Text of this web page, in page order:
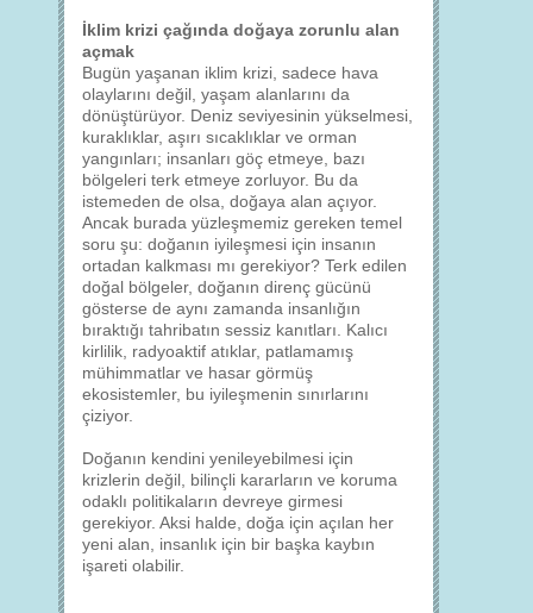
İklim krizi çağında doğaya zorunlu alan
açmak
Bugün yaşanan iklim krizi, sadece hava
olaylarını değil, yaşam alanlarını da
dönüştürüyor. Deniz seviyesinin yükselmesi,
kuraklıklar, aşırı sıcaklıklar ve orman
yangınları; insanları göç etmeye, bazı
bölgeleri terk etmeye zorluyor. Bu da
istemeden de olsa, doğaya alan açıyor.
Ancak burada yüzleşmemiz gereken temel
soru şu: doğanın iyileşmesi için insanın
ortadan kalkması mı gerekiyor? Terk edilen
doğal bölgeler, doğanın direnç gücünü
gösterse de aynı zamanda insanlığın
bıraktığı tahribatın sessiz kanıtları. Kalıcı
kirlilik, radyoaktif atıklar, patlamamış
mühimmatlar ve hasar görmüş
ekosistemler, bu iyileşmenin sınırlarını
çiziyor.
Doğanın kendini yenileyebilmesi için
krizlerin değil, bilinçli kararların ve koruma
odaklı politikaların devreye girmesi
gerekiyor. Aksi halde, doğa için açılan her
yeni alan, insanlık için bir başka kaybın
işareti olabilir.